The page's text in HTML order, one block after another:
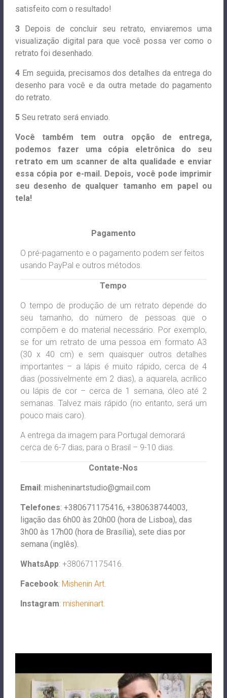
satisfeito com o resultado!
3Depois de concluir seu retrato, enviaremos uma
visualização digital para que você possa ver como o
retrato foi desenhado.
4Em seguida, precisamos dos detalhes da entrega do
desenho para você e da outra metade do pagamento
do retrato.
5Seu retrato será enviado.
Você também tem outra opção de entrega,
podemos fazer uma cópia eletrônica do seu
retrato em um scanner de alta qualidade e enviar
essa cópia por e-mail. Depois, você pode imprimir
seu desenho de qualquer tamanho em papel ou
tela!
Pagamento
O pré-pagamento e o pagamento podem ser feitos
usando PayPal e outros métodos.
Tempo
O tempo de produção de um retrato depende do
seu tamanho, do número de pessoas que o
compõem e do material necessário. Por exemplo,
se for um retrato de uma pessoa em formato A3
(30 x 40 cm) e sem quaisquer outros detalhes
importantes – a lápis é muito rápido, cerca de 4
dias (possivelmente em 2 dias), a aquarela, acrílico
ou lápis de cor – cerca de 1 semana, óleo até 2
semanas. Talvez mais rápido (no entanto, será um
pouco mais caro).
A entrega da imagem para Portugal demorará
cerca de 6-7 dias, para o Brasil – 9-10 dias.
Contate-Nos
Email : misheninartstudio@gmail.com
Telefones: +380671175416, +380638744003,
ligação das 6h00 às 20h00 (hora de Lisboa), das
3h00 às 17h00 (hora de Brasília), sete dias por
semana (inglês).
WhatsApp: +380671175416.
Facebook: Mishenin Art.
Instagram: misheninart.